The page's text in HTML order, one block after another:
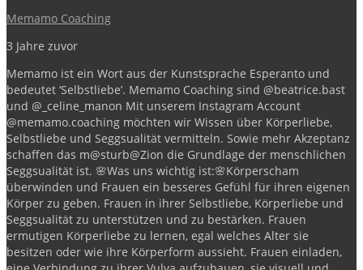
Memamo Coaching
3 Jahre zuvor
Memamo ist ein Wort aus der Kunstsprache Esperanto und
bedeutet ‘Selbstliebe’. Memamo Coaching sind @beatrice.bast
und @_celine_manon Mit unserem Instagram Account
@memamo.coaching möchten wir Wissen über Körperliebe,
Selbstliebe und Seggsualität vermitteln. Sowie mehr Akzeptanz
schaffen das m@sturb@Zion die Grundlage der menschlichen
Seggsualität ist. 🌸Was uns wichtig ist:🌸Körperscham
überwinden und Frauen ein besseres Gefühl für ihren eigenen
Körper zu geben. Frauen in ihrer Selbstliebe, Körperliebe und
Seggsualität zu unterstützen und zu bestärken. Frauen
ermutigen Körperliebe zu lernen, egal welches Alter sie
besitzen oder wie ihre Körperform aussieht. Frauen einladen,